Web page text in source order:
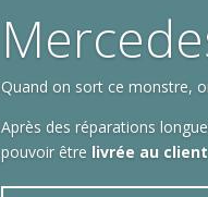
Quand on sort ce monstre,
Après des réparations
pouvoir être livrée au